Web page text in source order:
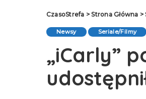
CzasoStrefa >Strona Główna >
Newsy Seriale/Filmy
„iCarly”